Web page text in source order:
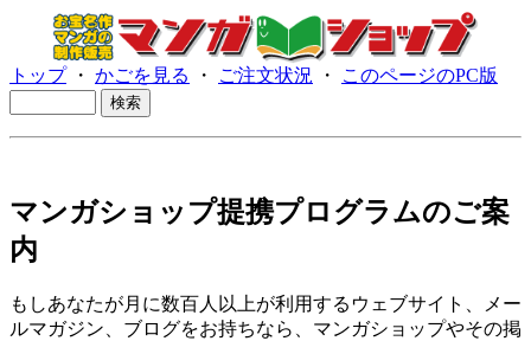
トップ・ かごを見る ・ ご注文状況 ・ このページのPC版
マンガショップ提携プログラムのご案
内
もしあなたが月に数百人以上が利用するウェブサイト、メー
ルマガジン、ブログをお持ちなら、マンガショップやその掲